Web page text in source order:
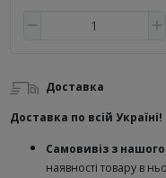
Доставка
Доставка по всій Україні!
Самовивіз з
наявності товару в